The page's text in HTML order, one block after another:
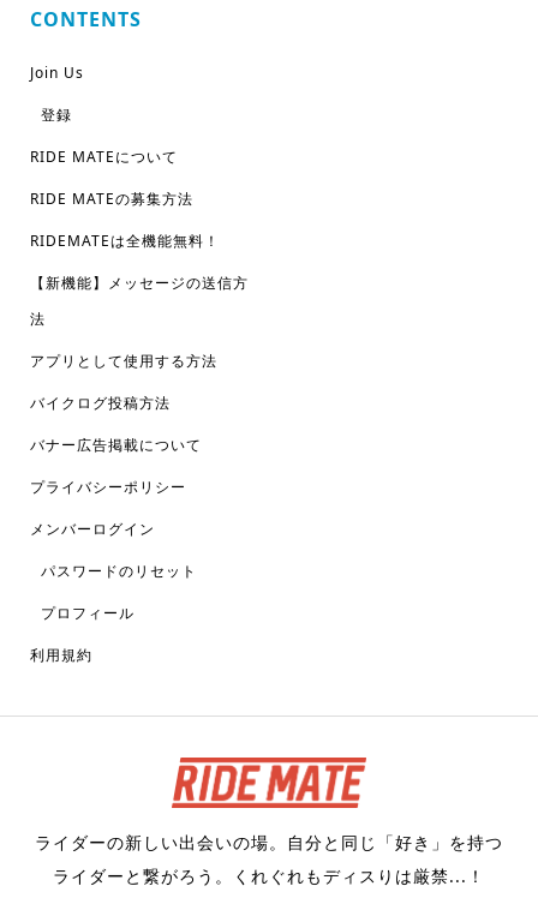
CONTENTS
Join Us
登録
RIDE MATEについて
RIDE MATEの募集方法
RIDEMATEは全機能無料！
【新機能】メッセージの送信方
法
アプリとして使用する方法
バイクログ投稿方法
バナー広告掲載について
プライバシーポリシー
メンバーログイン
パスワードのリセット
プロフィール
利用規約
ライダーの新しい出会いの場。自分と同じ「好き」を持つ
ライダーと繋がろう。くれぐれもディスりは厳禁...！